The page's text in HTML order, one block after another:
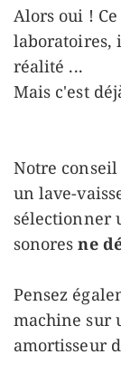
Alors oui !
laboratoires,
réalité ...
Mais c'est
Notre
un lave-
sélectionner
sonoresne
Pensez
machine sur
amortisseur